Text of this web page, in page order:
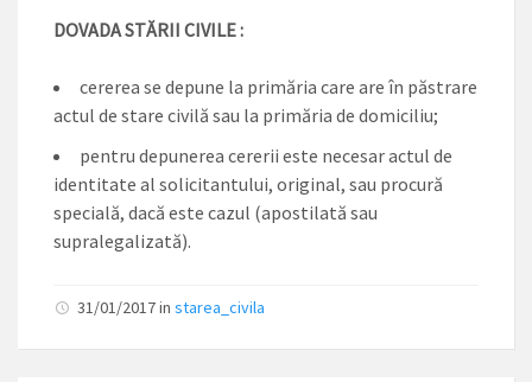
DOVADA STĂRII CIVILE :
cererea se depune la primăria care are în păstrare
actul de stare civilă sau la primăria de domiciliu;
pentru depunerea cererii este necesar actul de
identitate al solicitantului, original, sau procură
specială, dacă este cazul (apostilată sau
supralegalizată).
31/01/2017in starea_civila